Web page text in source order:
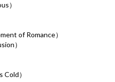
）
of Romance）
）
）